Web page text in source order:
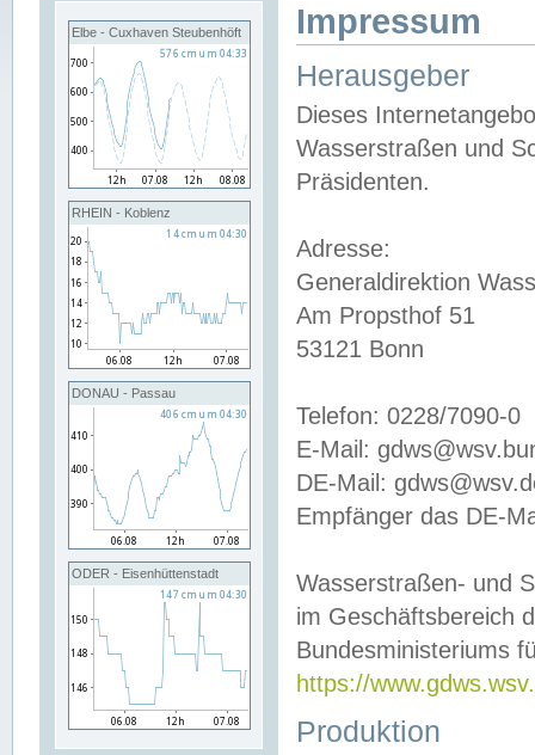
Elbe - Cuxhaven Steubenhöft
RHEIN - Koblenz
DONAU - Passau
ODER - Eisenhüttenstadt
Impressum
Herausgeber
Dieses
Wasserstraßen und
Präsidenten.
Adresse:
Generaldirektion
Am Propsthof 51
53121 Bonn
Telefon: 0228/7090-0
E-Mail:
DE-Mail:
Empfänger das DE-
Wasserstraßen- und
im Geschäftsbereich
Bundesministeriums
https://
Produktion